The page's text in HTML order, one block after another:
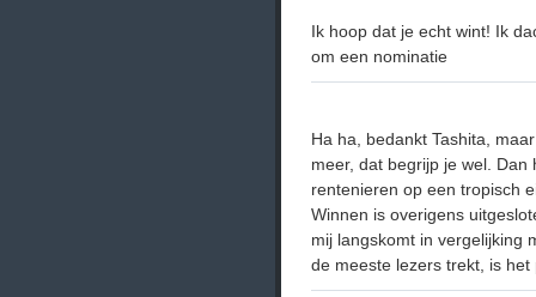
Ik hoop dat je echt wint! Ik
om een nominatie
Ha ha, bedankt Tashita,
meer, dat begrijp je wel.
rentenieren op een tropisch
Winnen is overigens
mij langskomt in vergelijking
de meeste lezers trekt, is